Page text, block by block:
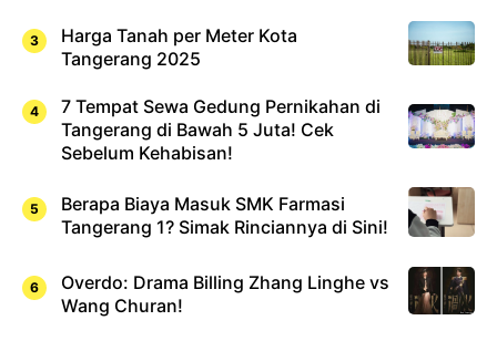
Harga Tanah per Meter Kota
Tangerang 2025
7 Tempat Sewa Gedung Pernikahan di
Tangerang di Bawah 5 Juta! Cek
Sebelum Kehabisan!
Berapa Biaya Masuk SMK Farmasi
Tangerang 1? Simak Rinciannya di Sini!
Overdo: Drama Billing Zhang Linghe vs
Wang Churan!